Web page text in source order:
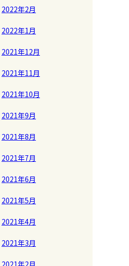
2022年2月
2022年1月
2021年12月
2021年11月
2021年10月
2021年9月
2021年8月
2021年7月
2021年6月
2021年5月
2021年4月
2021年3月
2021年2月